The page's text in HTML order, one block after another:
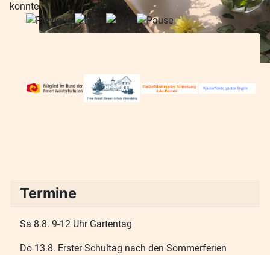
konnte.
Termine
Sa 8.8. 9-12 Uhr Gartentag
Do 13.8. Erster Schultag nach den Sommerferien